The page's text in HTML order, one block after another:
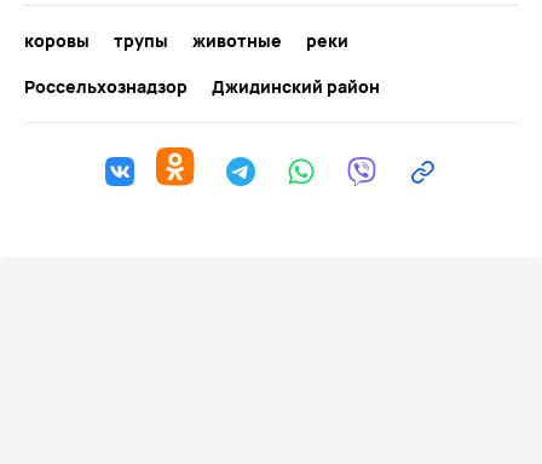
коровы трупы животные
реки
Россельхознадзор
Джидинский район